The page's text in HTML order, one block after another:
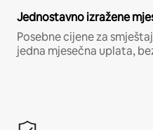
Jednostavno izražene
Posebne cijene za
jedna mjesečna uplata,